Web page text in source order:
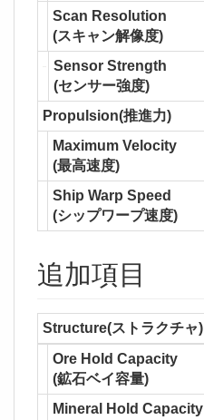
Scan Resolution
(スキャン解像度)
Sensor Strength
(センサー強度)
Propulsion(推進力)
Maximum Velocity
(最高速度)
Ship Warp Speed
(シップワープ速度)
追加項目
Structure(ストラクチャ)
Ore Hold Capacity
(鉱石ベイ容量)
Mineral Hold Capacity